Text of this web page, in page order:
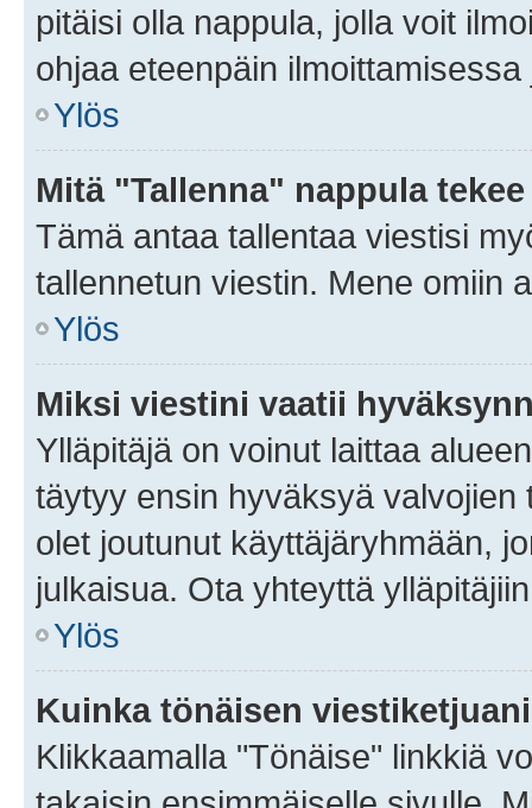
pitäisi olla nappula, jolla voit
ohjaa eteenpäin
Ylös
Mitä "Tallenna" nappula
Tämä antaa tallentaa viestisi
tallennetun viestin. Mene omiin
Ylös
Miksi viestini vaatii
Ylläpitäjä on voinut laittaa
täytyy ensin hyväksyä
olet joutunut käyttäjäryhmään,
julkaisua. Ota yhteyttä
Ylös
Kuinka tönäisen
Klikkaamalla "Tönäise" linkkiä